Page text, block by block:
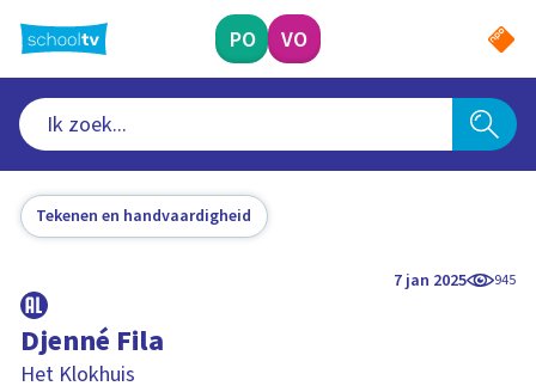
naar
hoofdinhoud
PO VO
Tekenen en handvaardigheid
7 jan 2025 945
Djenné Fila
Het Klokhuis